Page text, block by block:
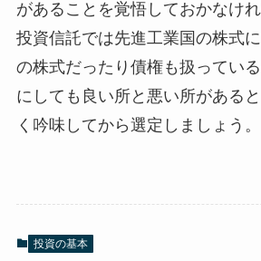
があることを覚悟しておかなけれ
投資信託では先進工業国の株式
の株式だったり債権も扱ってい
にしても良い所と悪い所がある
く吟味してから選定しましょう。
投資の基本